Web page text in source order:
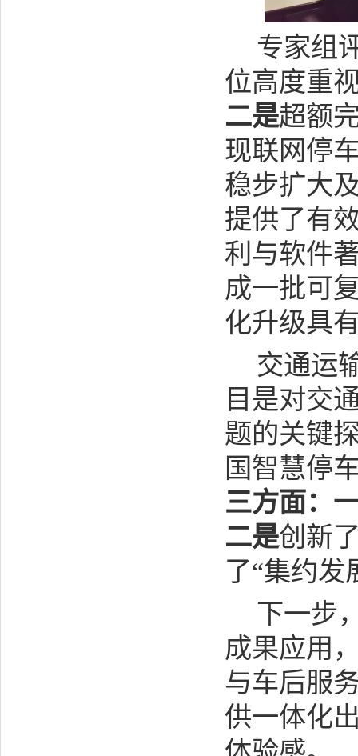
专家组
位高度重
二是超额
现联网停
稳步扩大
提供了有
利与软件
成一批可
化升级具
交通运
目是对交
题的关键
国智慧停
三方面：
二是创新
了“集约发
下一步
成果应用
与车后服
供一体化